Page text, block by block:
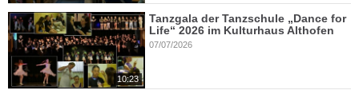
10:23
Tanzgala der Tanzschule „Dance for
Life“ 2026 im Kulturhaus Althofen
07/07/2026